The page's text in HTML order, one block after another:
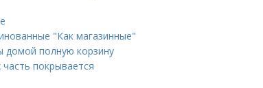
"Как магазинные"
домой полную корзину
покрывается